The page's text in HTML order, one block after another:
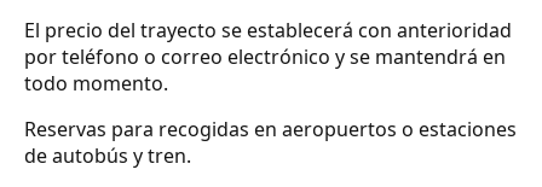
El precio del trayecto se establecerá con anterioridad
por teléfono o correo electrónico y se mantendrá en
todo momento.
Reservas para recogidas en aeropuertos o estaciones
de autobús y tren.